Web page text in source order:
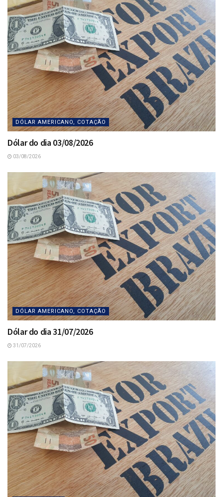
DÓLAR AMERICANO, COTAÇÃO
Dólar do dia 03/08/2026
03/08/2026
DÓLAR AMERICANO, COTAÇÃO
Dólar do dia 31/07/2026
31/07/2026